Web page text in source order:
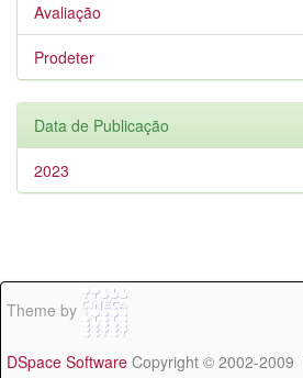
Avaliação
Prodeter
Data de Publicação
2023
Theme by
DSpace Software Copyright © 2002-2009